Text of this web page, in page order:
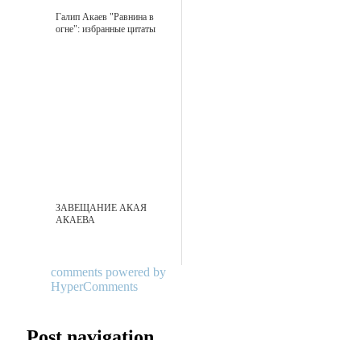
Галип Акаев "Равнина в
огне": избранные цитаты
ЗАВЕЩАНИЕ АКАЯ
АКАЕВА
comments powered by
HyperComments